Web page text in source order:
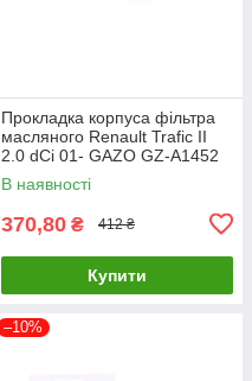
Прокладка корпуса фільтра
масляного Renault Trafic II
2.0 dCi 01- GAZO GZ-A1452
UA61
В наявності
370,80 ₴ 412 ₴
Купити
–10%